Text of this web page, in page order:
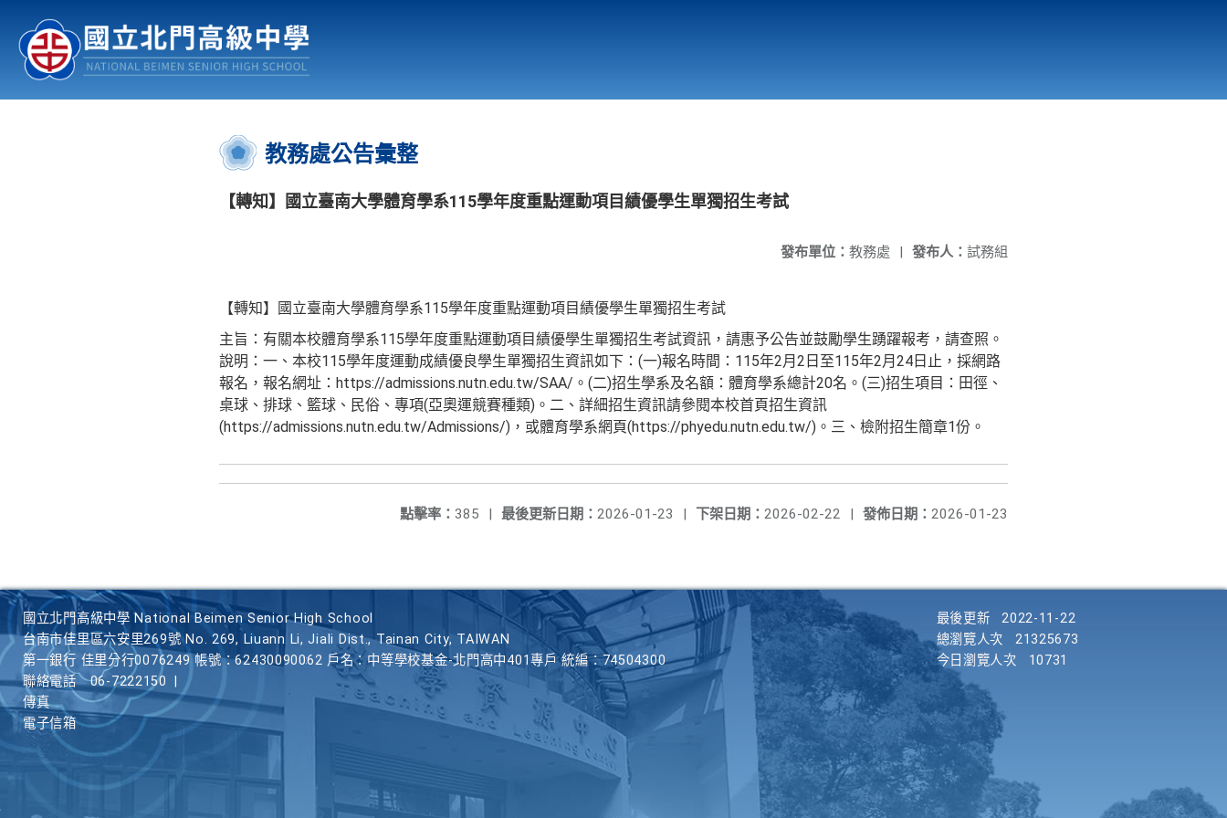
認識北中 行事曆
:::
教務處公告彙整
【轉知】國立臺南大學體育學系115學年度重點運動項目績優學生單獨招生考試
發布人： 試務組
發布單位： 教務處 |
【轉知】國立臺南大學體育學系115學年度重點運動項目績優學生單獨招生考試
主旨：有關本校體育學系115學年度重點運動項目績優學生單獨招生考試資訊，請惠予公告並鼓勵學生踴躍報考，請查照。
說明：一、本校115學年度運動成績優良學生單獨招生資訊如下：(一)報名時間：115年2月2日至115年2月24日止，採網路
報名，報名網址：https://admissions.nutn.edu.tw/SAA/。(二)招生學系及名額：體育學系總計20名。(三)招生項目：田徑、
桌球、排球、籃球、民俗、專項(亞奧運競賽種類)。二、詳細招生資訊請參閱本校首頁招生資訊
(https://admissions.nutn.edu.tw/Admissions/)，或體育學系網頁(https://phyedu.nutn.edu.tw/)。三、檢附招生簡章1份。
發佈日期： 2026-01-23
下架日期： 2026-02-22 |
最後更新日期： 2026-01-23 |
點擊率： 385 |
國立北門高級中學 National Beimen Senior High School
台南市佳里區六安里269號 No. 269, Liuann Li, Jiali Dist., Tainan City, TAIWAN
第一銀行 佳里分行0076249 帳號：62430090062 戶名：中等學校基金-北門高中401專戶 統編：74504300
聯絡電話
06-7222150
傳真
電子信箱
最後更新
2022-11-22
總瀏覽人次
21325673
今日瀏覽人次
10731